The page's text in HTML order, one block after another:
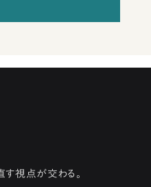
す視点が交わる。